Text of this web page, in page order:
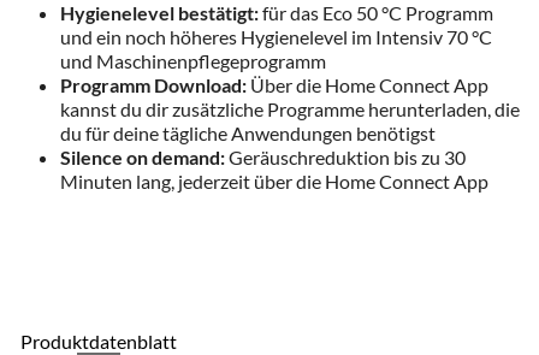
Hygienelevel bestätigt:für das Eco 50 °C Programm
und ein noch höheres Hygienelevel im Intensiv 70 °C
und Maschinenpflegeprogramm
Programm Download: Über die Home Connect App
kannst du dir zusätzliche Programme herunterladen, die
du für deine tägliche Anwendungen benötigst
Silence on demand:Geräuschreduktion bis zu 30
Minuten lang, jederzeit über die Home Connect App
Produktdatenblatt